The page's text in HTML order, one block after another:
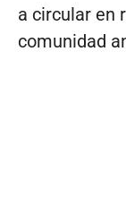
a circular en
comunidad